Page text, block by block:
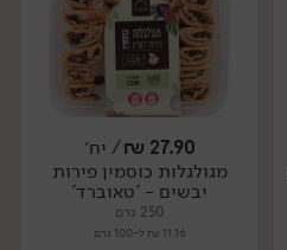
27.90
₪/ יח׳
מגולגלות כוסמין פירות
יבשים - 'טאוברד'
250 גרם
11.16 ₪ ל-100 גרם